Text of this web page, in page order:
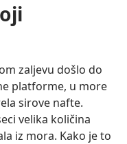
zaljevu došlo do
platforme, u more
sirove nafte.
velika količina
iz mora. Kako je to